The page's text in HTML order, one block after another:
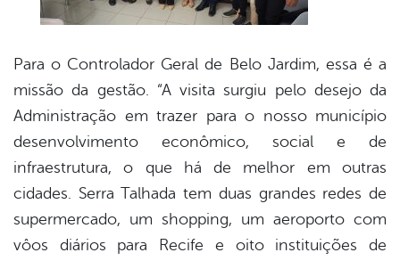
Para o Controlador Geral de Belo Jardim, essa é a
missão da gestão. “A visita surgiu pelo desejo da
Administração em trazer para o nosso município
desenvolvimento econômico, social e de
infraestrutura, o que há de melhor em outras
cidades. Serra Talhada tem duas grandes redes de
supermercado, um shopping, um aeroporto com
vôos diários para Recife e oito instituições de